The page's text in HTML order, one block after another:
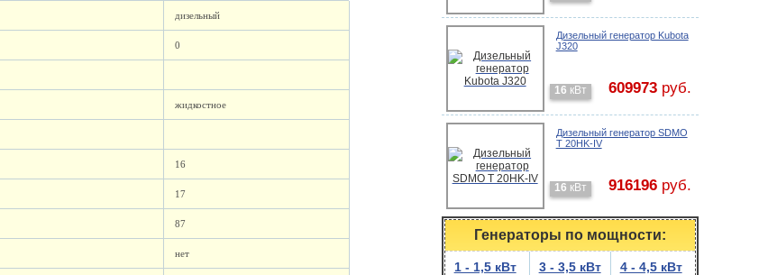
дизельный
0
жидкостное
16
17
87
нет
Дизельный генератор Kubota
J320
16 кВт 609973руб.
Дизельный генератор SDMO
Т 20HK-IV
16 кВт 916196руб.
Генераторы по мощности:
1 - 1,5 кВт 3 - 3,5 кВт 4 - 4,5 кВт